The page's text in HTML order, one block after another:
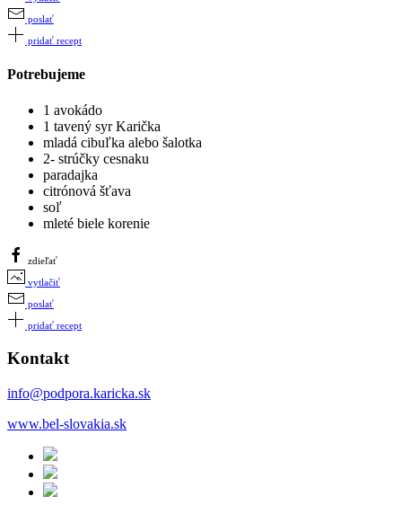
poslať
pridať recept
Potrebujeme
1 avokádo
1 tavený syr Karička
mladá cibuľka alebo šalotka
2- strúčky cesnaku
paradajka
citrónová šťava
soľ
mleté biele korenie
zdieľať
vytlačiť
poslať
pridať recept
Kontakt
info@podpora.karicka.sk
www.bel-slovakia.sk